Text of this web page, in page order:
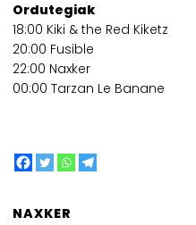
Ordutegiak
18:00 Kiki & the Red Kiketz
20:00 Fusible
22:00 Naxker
00:00 Tarzan Le Banane
NAXKER